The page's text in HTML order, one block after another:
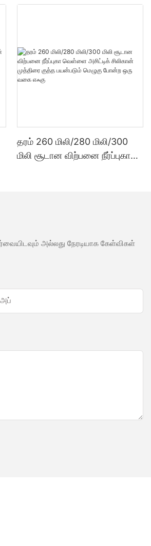
தரம் 260 மிலி/280 மிலி/300
மிலி சூடான விற்பனை நீர்ப்புகா
அல்லது நேரடியாக கேள்விகள்